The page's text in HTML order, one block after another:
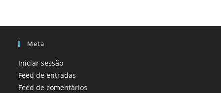
Meta
Iniciar sessão
Feed de entradas
Feed de comentários